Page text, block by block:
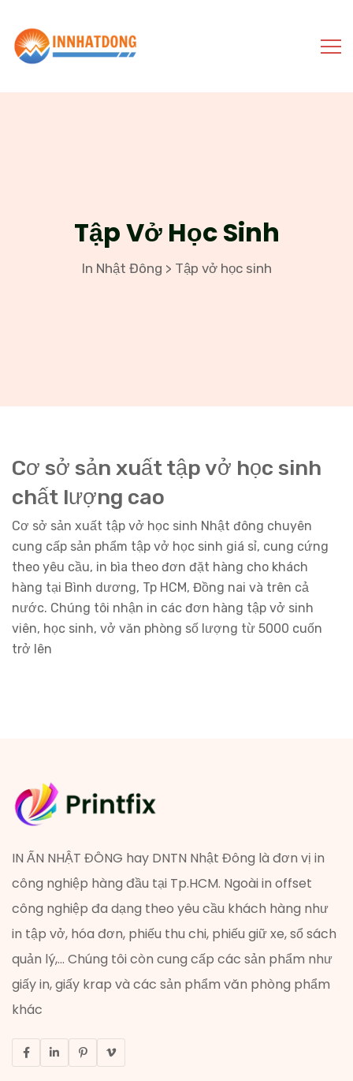
Tập Vở Học Sinh
In Nhật Đông > Tập vở học sinh
Cơ sở sản xuất tập vở học sinh
chất lượng cao
Cơ sở sản xuất tập vở học sinh Nhật đông chuyên
cung cấp sản phẩm tập vở học sinh giá sỉ, cung cứng
theo yêu cầu, in bìa theo đơn đặt hàng cho khách
hàng tại Bình dương, Tp HCM, Đồng nai và trên cả
nước. Chúng tôi nhận in các đơn hàng tập vở sinh
viên, học sinh, vở văn phòng số lượng từ 5000 cuốn
trở lên
IN ẤN NHẬT ĐÔNG hay DNTN Nhật Đông là đơn vị in
công nghiệp hàng đầu tại Tp.HCM. Ngoài in offset
công nghiệp đa dạng theo yêu cầu khách hàng như
in tập vở, hóa đơn, phiếu thu chi, phiếu giữ xe, sổ sách
quản lý,... Chúng tôi còn cung cấp các sản phẩm như
giấy in, giấy krap và các sản phẩm văn phòng phẩm
khác